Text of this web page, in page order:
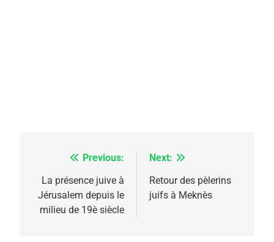
Navigation
de
l’article
Previous:
La présence juive à
Jérusalem depuis le
milieu de 19è siècle
Next:
Retour des pèlerins
juifs à Meknès
2025, l’année la plus
meurtrière selon le